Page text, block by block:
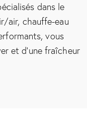
dans le
air, chauffe-eau
vous
et d’une fraîcheur